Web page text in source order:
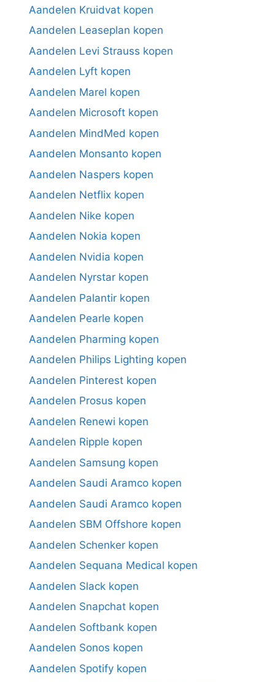
Aandelen Kruidvat kopen
Aandelen Leaseplan kopen
Aandelen Levi Strauss kopen
Aandelen Lyft kopen
Aandelen Marel kopen
Aandelen Microsoft kopen
Aandelen MindMed kopen
Aandelen Monsanto kopen
Aandelen Naspers kopen
Aandelen Netflix kopen
Aandelen Nike kopen
Aandelen Nokia kopen
Aandelen Nvidia kopen
Aandelen Nyrstar kopen
Aandelen Palantir kopen
Aandelen Pearle kopen
Aandelen Pharming kopen
Aandelen Philips Lighting kopen
Aandelen Pinterest kopen
Aandelen Prosus kopen
Aandelen Renewi kopen
Aandelen Ripple kopen
Aandelen Samsung kopen
Aandelen Saudi Aramco kopen
Aandelen Saudi Aramco kopen
Aandelen SBM Offshore kopen
Aandelen Schenker kopen
Aandelen Sequana Medical kopen
Aandelen Slack kopen
Aandelen Snapchat kopen
Aandelen Softbank kopen
Aandelen Sonos kopen
Aandelen Spotify kopen